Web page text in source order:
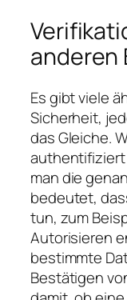
anderen
Es gibt viele
Sicherheit,
das Gleiche.
authentifiziert
man die
bedeutet,
tun, zum
Autorisieren
bestimmte
Bestätigen